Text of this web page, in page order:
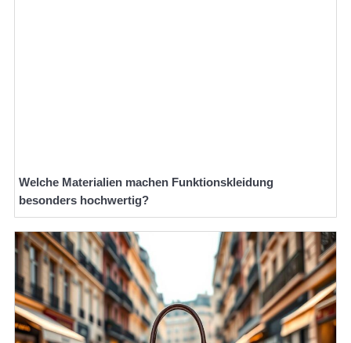
Welche Materialien machen Funktionskleidung
besonders hochwertig?